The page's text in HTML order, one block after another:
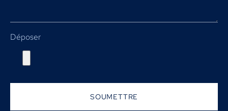
Déposer
SOUMETTRE